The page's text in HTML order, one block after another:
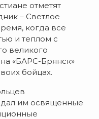
отметят
– Светлое
когда все
и теплом с
великого
«БАРС-Брянск»
бойцах.
им освященные